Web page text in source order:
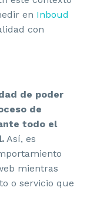
en Inboud
con
de poder
de
todo el
Así, es
mientras
o servicio que